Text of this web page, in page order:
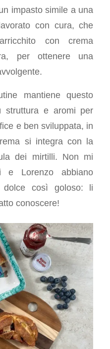
impasto simile a una
con cura, che
con crema
per ottenere una
mantiene questo
struttura e aromi per
e ben sviluppata, in
si integra con la
dei mirtilli. Non mi
e Lorenzo abbiano
così goloso: li
conoscere!